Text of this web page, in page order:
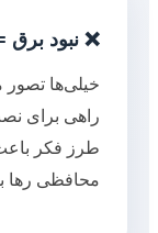
❌ نبود برق
خیلی‌ها
راهی برای
طرز فکر
محافظی رها